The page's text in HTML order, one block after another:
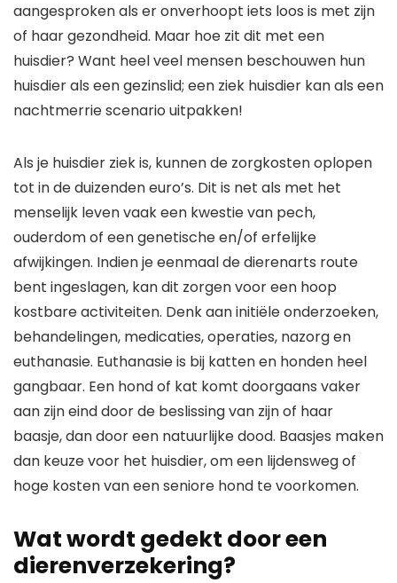
aangesproken als er onverhoopt iets loos is met zijn
of haar gezondheid. Maar hoe zit dit met een
huisdier? Want heel veel mensen beschouwen hun
huisdier als een gezinslid; een ziek huisdier kan als een
nachtmerrie scenario uitpakken!
Als je huisdier ziek is, kunnen de zorgkosten oplopen
tot in de duizenden euro’s. Dit is net als met het
menselijk leven vaak een kwestie van pech,
ouderdom of een genetische en/of erfelijke
afwijkingen. Indien je eenmaal de dierenarts route
bent ingeslagen, kan dit zorgen voor een hoop
kostbare activiteiten. Denk aan initiële onderzoeken,
behandelingen, medicaties, operaties, nazorg en
euthanasie. Euthanasie is bij katten en honden heel
gangbaar. Een hond of kat komt doorgaans vaker
aan zijn eind door de beslissing van zijn of haar
baasje, dan door een natuurlijke dood. Baasjes maken
dan keuze voor het huisdier, om een lijdensweg of
hoge kosten van een seniore hond te voorkomen.
Wat wordt gedekt door een
dierenverzekering?